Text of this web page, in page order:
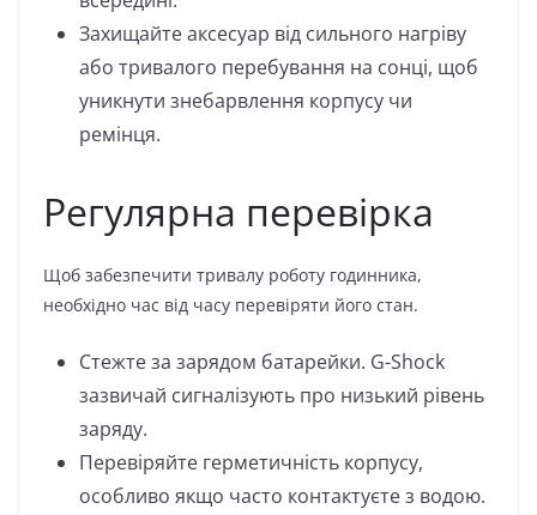
Захищайте аксесуар від сильного нагріву
або тривалого перебування на сонці, щоб
уникнути знебарвлення корпусу чи
ремінця.
Регулярна перевірка
Щоб забезпечити тривалу роботу годинника,
необхідно час від часу перевіряти його стан.
Стежте за зарядом батарейки. G-Shock
зазвичай сигналізують про низький рівень
заряду.
Перевіряйте герметичність корпусу,
особливо якщо часто контактуєте з водою.